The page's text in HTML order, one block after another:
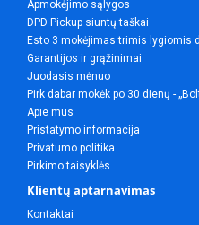
Apmokėjimo sąlygos
DPD Pickup siuntų taškai
Esto 3 mokėjimas trimis lygiomis
Garantijos ir grąžinimai
Juodasis mėnuo
Pirk dabar mokėk po 30 dienų -
Apie mus
Pristatymo informacija
Privatumo politika
Pirkimo taisyklės
Klientų aptarnavimas
Kontaktai